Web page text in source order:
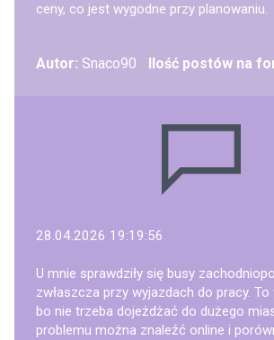
ceny, co jest wygodne przy planowaniu.
Autor: Snaco90 Ilość postów na
28.04.2026 19:19:56
U mnie sprawdziły się busy
zwłaszcza przy wyjazdach do pracy.
bo nie trzeba dojeżdżać do dużego
problemu można znaleźć online i